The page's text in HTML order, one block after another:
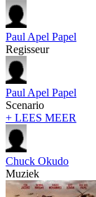
Paul Apel Papel
Regisseur
Paul Apel Papel
Scenario
+ LEES MEER
Chuck Okudo
Muziek